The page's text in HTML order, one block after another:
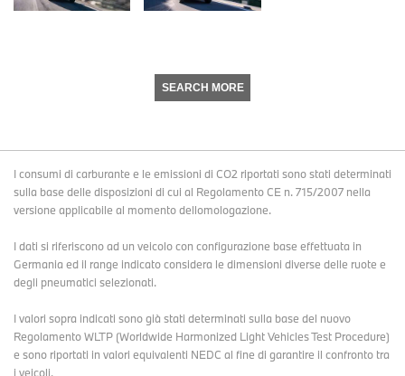
SEARCH MORE
I consumi di carburante e le emissioni di CO2 riportati sono stati determinati
sulla base delle disposizioni di cui al Regolamento CE n. 715/2007 nella
versione applicabile al momento dellomologazione.
I dati si riferiscono ad un veicolo con configurazione base effettuata in
Germania ed il range indicato considera le dimensioni diverse delle ruote e
degli pneumatici selezionati.
I valori sopra indicati sono già stati determinati sulla base del nuovo
Regolamento WLTP (Worldwide Harmonized Light Vehicles Test Procedure)
e sono riportati in valori equivalenti NEDC al fine di garantire il confronto tra
i veicoli.